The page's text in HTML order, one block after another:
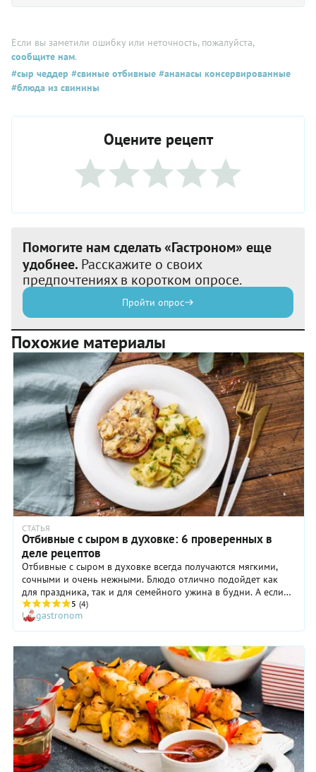
Если вы заметили ошибку или неточность, пожалуйста,
сообщите нам.
#сыр чеддер #свиные отбивные #ананасы консервированные
#блюда из свинины
Оцените рецепт
Помогите нам сделать «Гастроном» еще
удобнее. Расскажите о своих
предпочтениях в коротком опросе.
Пройти опрос
Похожие материалы
СТАТЬЯ
Отбивные с сыром в духовке: 6 проверенных в
деле рецептов
Отбивные с сыром в духовке всегда получаются мягкими,
сочными и очень нежными. Блюдо отлично подойдет как
для праздника, так и для семейного ужина в будни. А если
добавить картофель, то оно не требует дополнительного
гарнира. Рецептов отбивных с сыром очень много. Их можно
готовить из свинины, говядины, курицы, индейки и
баранины; добавлять различные овощи, соусы, сыр. У
каждой хозяйки наверняка есть свой собственный
проверенный рецепт этого блюда. А мы предлагаем немного
поэкспериментировать с ингредиентами и превратить его в
настоящий кулинарный шедевр.
5 (4)
gastronom